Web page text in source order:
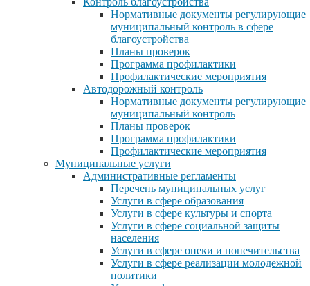
Нормативные документы регулирующие
муниципальный контроль в сфере
благоустройства
Планы проверок
Программа профилактики
Профилактические мероприятия
Автодорожный контроль
Нормативные документы регулирующие
муниципальный контроль
Планы проверок
Программа профилактики
Профилактические мероприятия
Муниципальные услуги
Административные регламенты
Перечень муниципальных услуг
Услуги в сфере образования
Услуги в сфере культуры и спорта
Услуги в сфере социальной защиты
населения
Услуги в сфере опеки и попечительства
Услуги в сфере реализации молодежной
политики